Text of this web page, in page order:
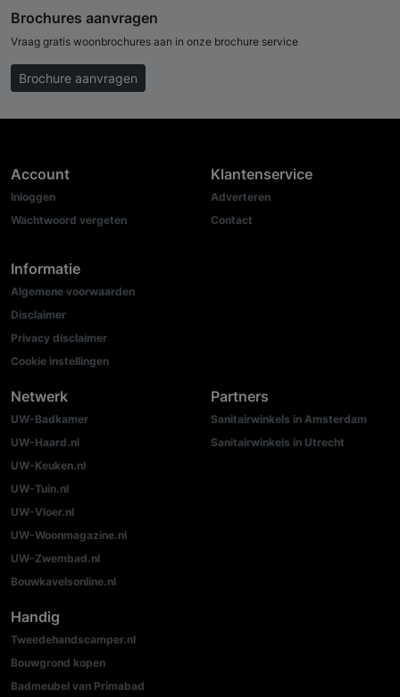
Brochures aanvragen
Vraag gratis woonbrochures aan in onze brochure service
Brochure aanvragen
Account
Inloggen
Wachtwoord vergeten
Informatie
Algemene voorwaarden
Disclaimer
Privacy disclaimer
Cookie instellingen
Klantenservice
Adverteren
Contact
Netwerk
UW-Badkamer
UW-Haard.nl
UW-Keuken.nl
UW-Tuin.nl
UW-Vloer.nl
UW-Woonmagazine.nl
UW-Zwembad.nl
Bouwkavelsonline.nl
Partners
Sanitairwinkels in Amsterdam
Sanitairwinkels in Utrecht
Handig
Tweedehandscamper.nl
Bouwgrond kopen
Badmeubel van Primabad